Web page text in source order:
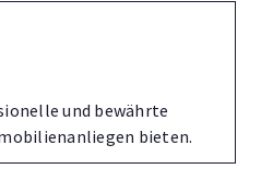
und bewährte
bieten.